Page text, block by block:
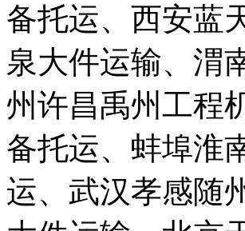
备托运、西安蓝
泉大件运输、渭
州许昌禹州工程
备托运、蚌埠淮
运、武汉孝感随